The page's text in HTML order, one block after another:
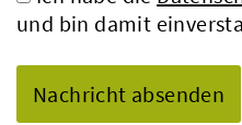
und bin damit